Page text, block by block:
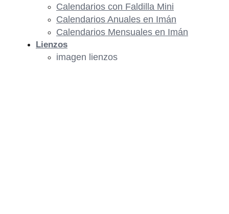
Calendarios con Faldilla Mini
Calendarios Anuales en Imán
Calendarios Mensuales en Imán
Lienzos
imagen lienzos